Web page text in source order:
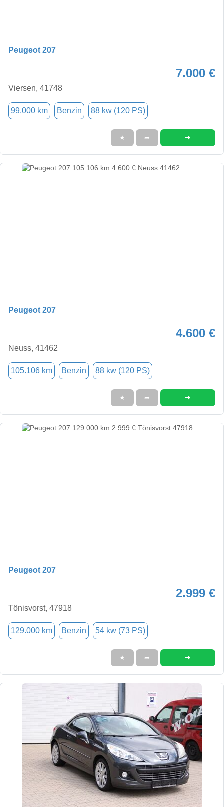
Peugeot 207
7.000 €
Viersen, 41748
99.000 km Benzin 88 kw (120 PS)
★ ➦ ➜
Peugeot 207
4.600 €
Neuss, 41462
105.106 km Benzin 88 kw (120 PS)
★ ➦ ➜
Peugeot 207
2.999 €
Tönisvorst, 47918
129.000 km Benzin 54 kw (73 PS)
★ ➦ ➜